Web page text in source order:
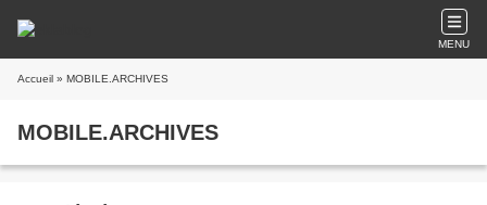
MENU
Accueil » MOBILE.ARCHIVES
MOBILE.ARCHIVES